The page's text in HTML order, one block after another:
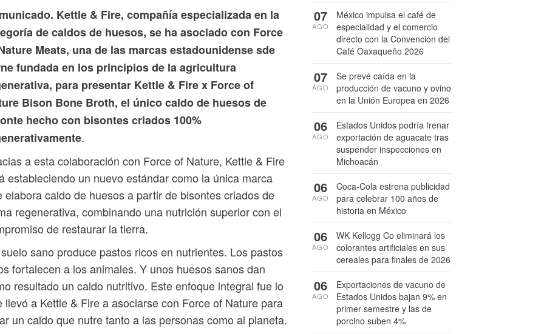
Kettle & Fire, compañía especializada en la
de caldos de huesos, se ha asociado con Force
Meats, una de las marcas estadounidense sde
fundada en los principios de la agricultura
para presentar Kettle & Fire x Force of
Bison Bone Broth, el único caldo de huesos de
hecho con bisontes criados 100%
.
a esta colaboración con Force of Nature, Kettle & Fire
estableciendo un nuevo estándar como la única marca
elabora caldo de huesos a partir de bisontes criados de
regenerativa, combinando una nutrición superior con el
de restaurar la tierra.
sano produce pastos ricos en nutrientes. Los pastos
fortalecen a los animales. Y unos huesos sanos dan
resultado un caldo nutritivo. Este enfoque integral fue lo
llevó a Kettle & Fire a asociarse con Force of Nature para
un caldo que nutre tanto a las personas como al planeta.
México impulsa el café de
especialidad y el comercio
directo con la Convención del
Café Oaxaqueño 2026
07
AGO
Se prevé caída en la
producción de vacuno y ovino
en la Unión Europea en 2026
07
AGO
Estados Unidos podría frenar
exportación de aguacate tras
suspender inspecciones en
Michoacán
06
AGO
Coca-Cola estrena publicidad
para celebrar 100 años de
historia en México
06
AGO
WK Kellogg Co eliminará los
colorantes artificiales en sus
cereales para finales de 2026
06
AGO
Exportaciones de vacuno de
Estados Unidos bajan 9% en
primer semestre y las de
porcino suben 4%
06
AGO